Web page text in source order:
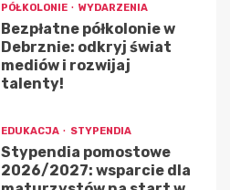
PÓŁKOLONIE WYDARZENIA
Bezpłatne półkolonie w
Debrznie: odkryj świat
mediów i rozwijaj
talenty!
EDUKACJA STYPENDIA
Stypendia pomostowe
2026/2027: wsparcie dla